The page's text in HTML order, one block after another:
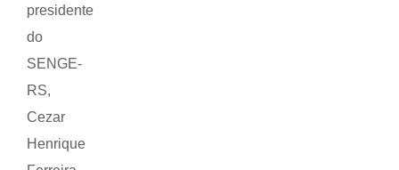
presidente
do
SENGE-
RS,
Cezar
Henrique